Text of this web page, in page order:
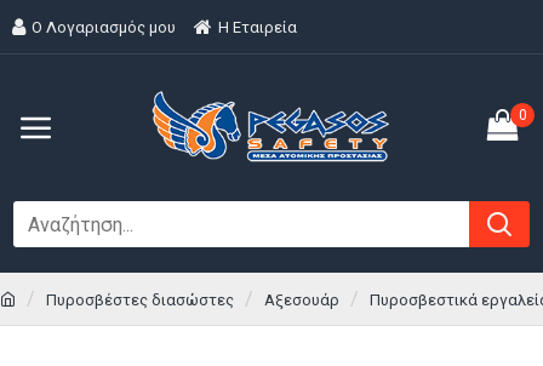
Ο Λογαριασμός μου H Εταιρεία
0
Πυροσβέστες διασώστες Αξεσουάρ Πυροσβεστικά